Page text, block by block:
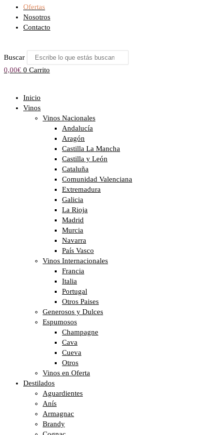
Ofertas
Nosotros
Contacto
Buscar
0,00€ 0 Carrito
Inicio
Vinos
Vinos Nacionales
Andalucía
Aragón
Castilla La Mancha
Castilla y León
Cataluña
Comunidad Valenciana
Extremadura
Galicia
La Rioja
Madrid
Murcia
Navarra
País Vasco
Vinos Internacionales
Francia
Italia
Portugal
Otros Paises
Generosos y Dulces
Espumosos
Champagne
Cava
Cueva
Otros
Vinos en Oferta
Destilados
Aguardientes
Anís
Armagnac
Brandy